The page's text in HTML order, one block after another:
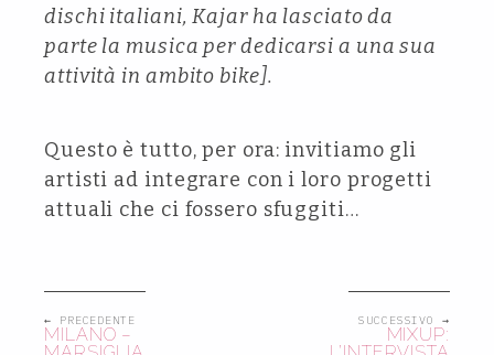
dischi italiani, Kajar ha lasciato da
parte la musica per dedicarsi a una sua
attività in ambito bike].
Questo è tutto, per ora: invitiamo gli
artisti ad integrare con i loro progetti
attuali che ci fossero sfuggiti…
← PRECEDENTE
MILANO –
SUCCESSIVO →
MIXUP: